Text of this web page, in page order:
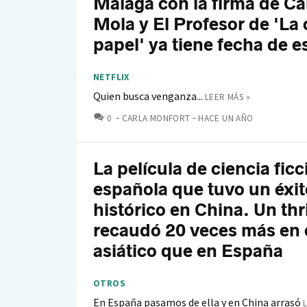
Mola y El Profesor de 'La
papel' ya tiene fecha de
NETFLIX
Quien busca venganza... LEER MÁS »
0 COMENTARIOS
CARLA MONFORT HACE UN AÑO
La película de ciencia
española que tuvo un
histórico en China. Un
recaudó 20 veces más en
asiático que en España
OTROS
En España pasamos de ella y en China arrasó